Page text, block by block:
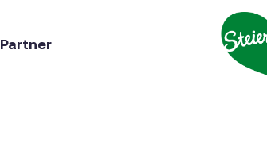
Partner